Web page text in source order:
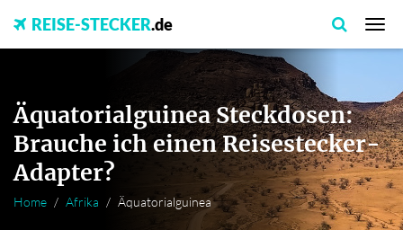
REISE-STECKER.de
Äquatorialguinea Steckdosen:
Brauche ich einen Reisestecker-
Adapter?
Home Afrika Äquatorialguinea